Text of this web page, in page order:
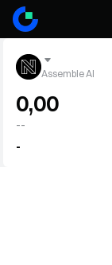
Assemble AI
0,00
--
-